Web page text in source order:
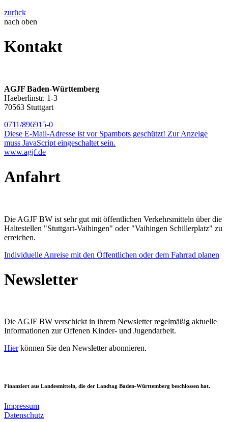
zurück
nach oben
Kontakt
AGJF Baden-Württemberg
Haeberlinstr. 1-3
70563 Stuttgart
0711/896915-0
Diese E-Mail-Adresse ist vor Spambots geschützt! Zur Anzeige
muss JavaScript eingeschaltet sein.
www.agjf.de
Anfahrt
Die AGJF BW ist sehr gut mit öffentlichen Verkehrsmitteln über die
Haltestellen "Stuttgart-Vaihingen" oder "Vaihingen Schillerplatz" zu
erreichen.
Individuelle Anreise mit den Öffentlichen oder dem Fahrrad planen
Newsletter
Die AGJF BW verschickt in ihrem Newsletterregelmäßig aktuelle
Informationen zurOffenen Kinder- und Jugendarbeit.
Hierkönnen Sie den Newsletter abonnieren.
Finanziert aus Landesmitteln, die der Landtag Baden-Württemberg beschlossen hat.
Impressum
Datenschutz